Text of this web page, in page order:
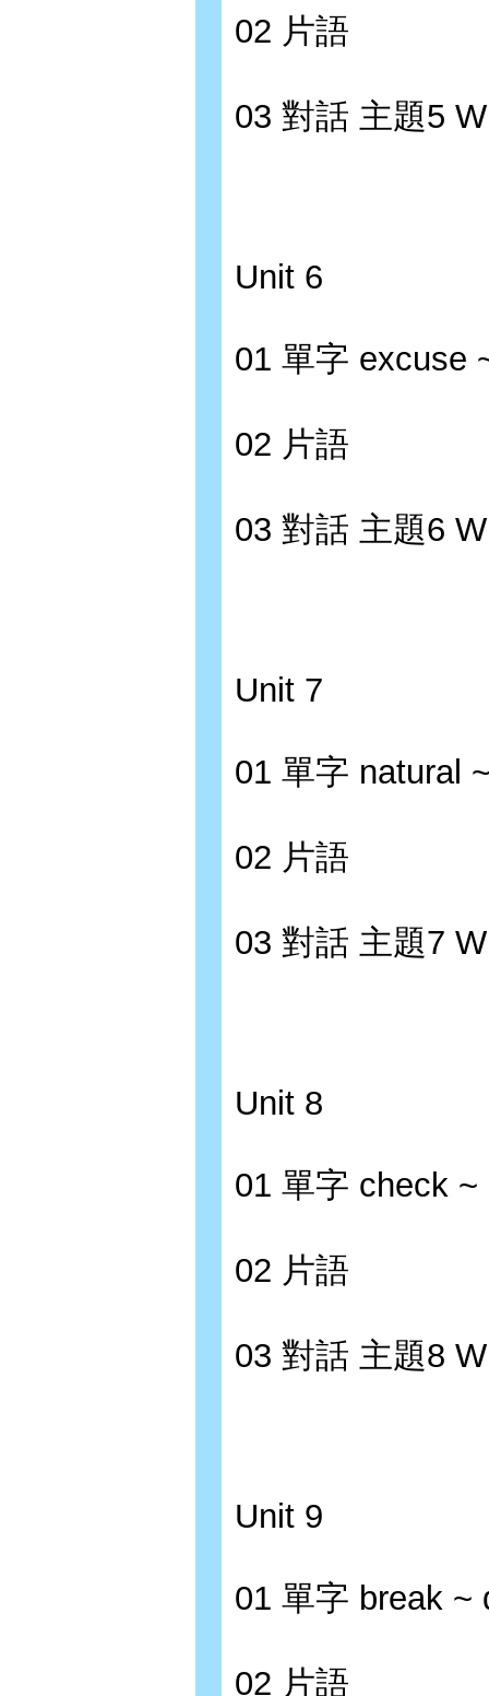
02 片語
03 對話 主題5
Unit 6
01 單字 excuse
02 片語
03 對話 主題6
Unit 7
01 單字 natural
02 片語
03 對話 主題7
Unit 8
01 單字 check ~
02 片語
03 對話 主題8
Unit 9
01 單字 break ~
02 片語